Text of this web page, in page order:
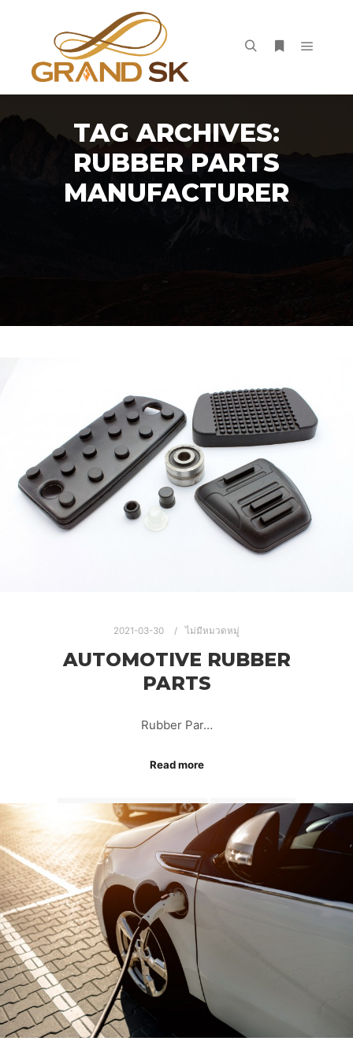
TAG ARCHIVES:
RUBBER PARTS
MANUFACTURER
2021-03-30 ไม่มีหมวดหมู่
AUTOMOTIVE RUBBER
PARTS
Rubber Par…
Read more
AUTOMOTIVE RUBBER PARTS RUBBER PARTS
RUBBER PARTS MANUFACTURER
RUBBER PARTS THAILAND